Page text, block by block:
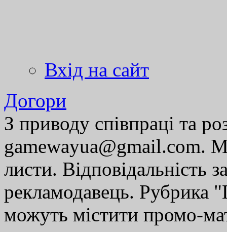
Вхід на сайт
Догори
З приводу співпраці та
gamewayua@gmail.com.
листи. Відповідальність
рекламодавець. Рубрика
можуть містити промо-